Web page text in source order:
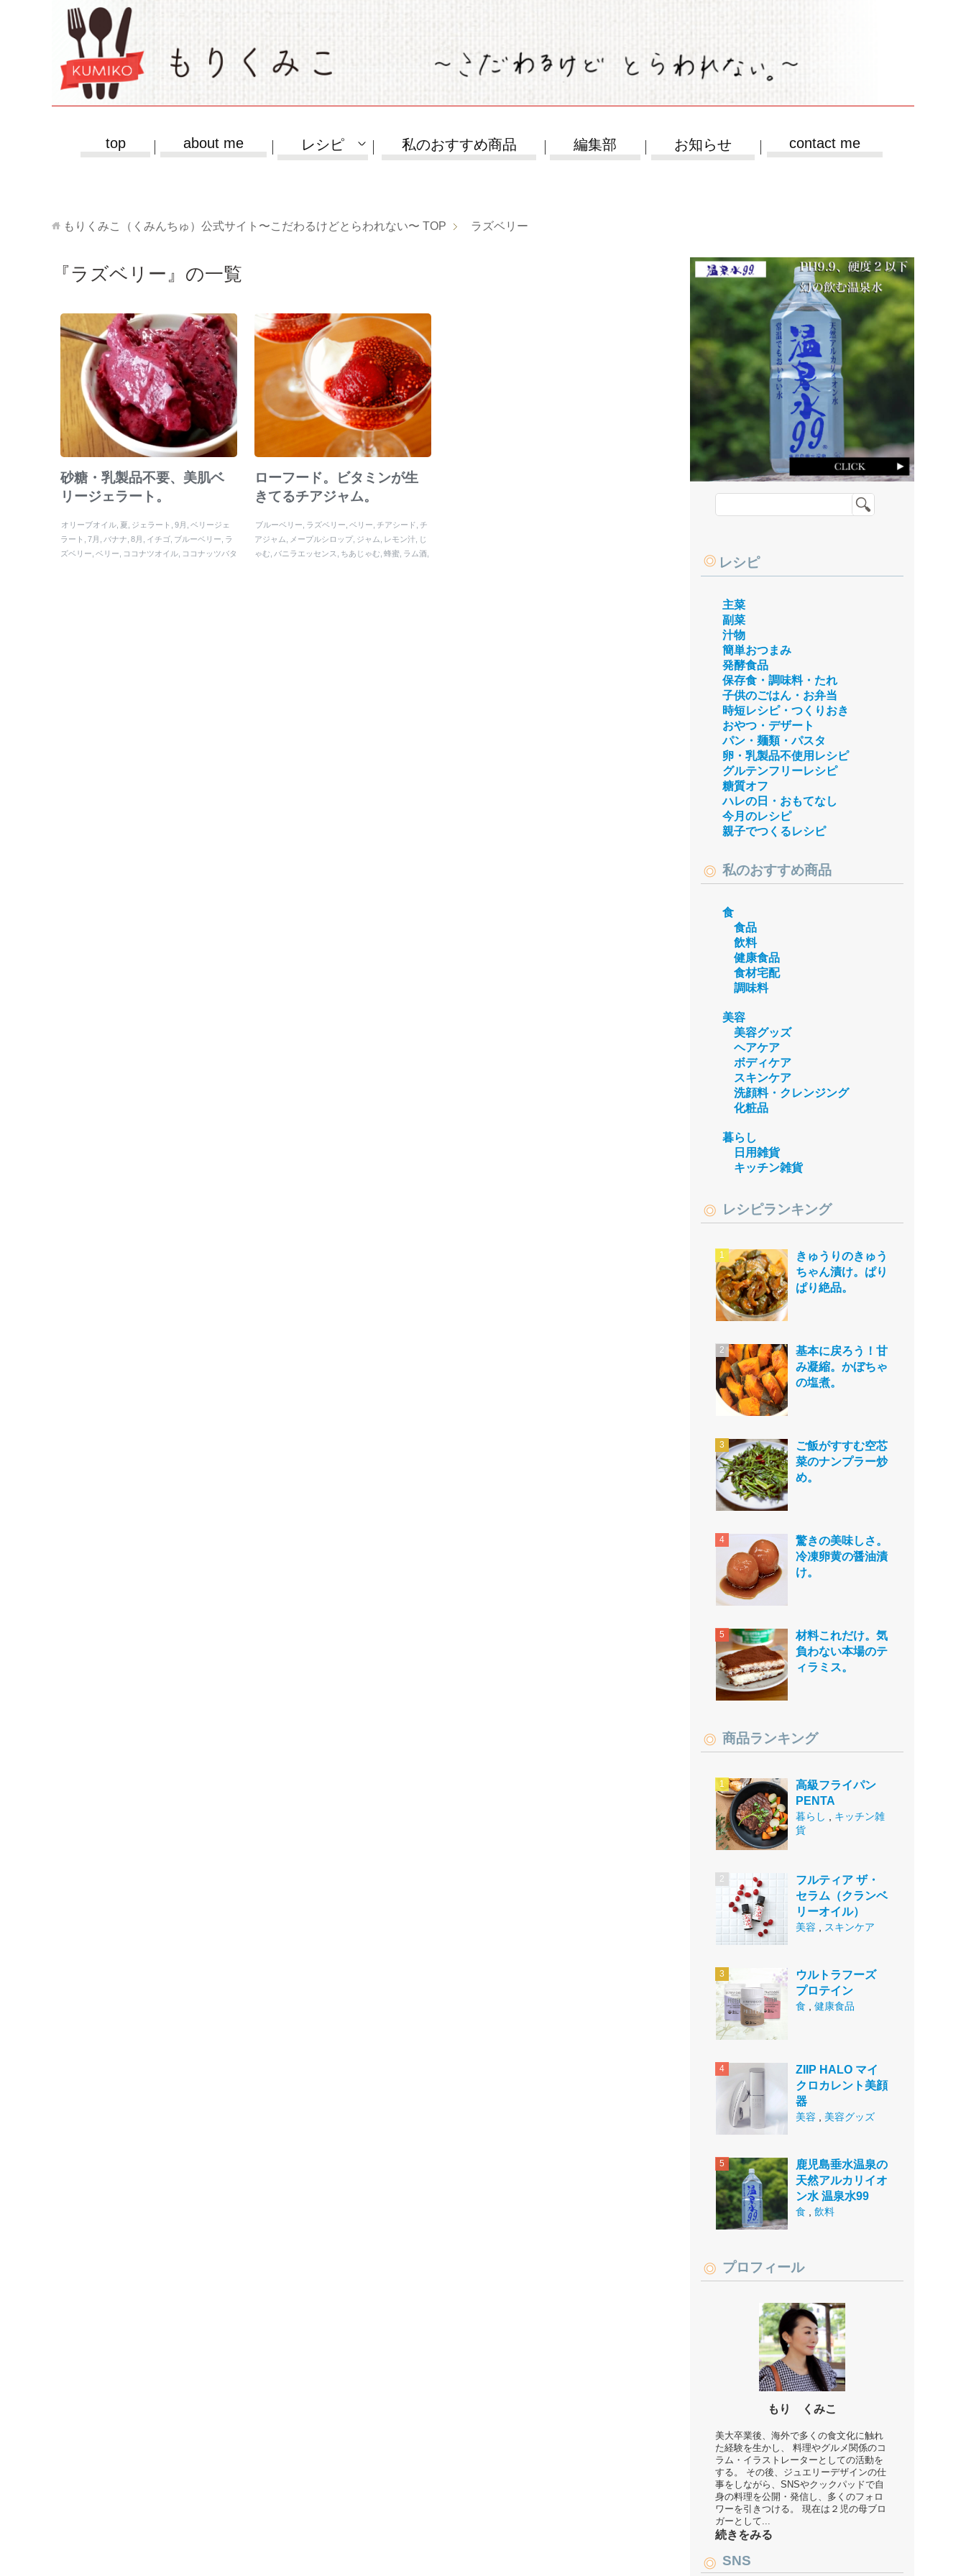
top about me レシピ 私のおすすめ商品 編集部 お知らせ contact me
もりくみこ（くみんちゅ）公式サイト〜こだわるけどとらわれない〜 TOP ラズベリー
『ラズベリー』の一覧
砂糖・乳製品不要、美肌ベ
リージェラート。
オリーブオイル 夏 ジェラート 9月
ベリージェ
ラート
7月 バナナ 8月 イチゴ ブルーベリー ラ
ズベリー ベリー ココナツオイル ココナッツバタ
ローフード。ビタミンが生
きてるチアジャム。
ブルーベリー ラズベリー ベリー チアシード チ
アジャム
メープルシロップ ジャム レモン汁
じ
ゃむ バニラエッセンス ちあじゃむ 蜂蜜 ラム酒
レシピ
主菜
副菜
汁物
簡単おつまみ
発酵食品
保存食・調味料・たれ
子供のごはん・お弁当
時短レシピ・つくりおき
おやつ・デザート
パン・麺類・パスタ
卵・乳製品不使用レシピ
グルテンフリーレシピ
糖質オフ
ハレの日・おもてなし
今月のレシピ
親子でつくるレシピ
私のおすすめ商品
食
食品
飲料
健康食品
食材宅配
調味料
美容
美容グッズ
ヘアケア
ボディケア
スキンケア
洗顔料・クレンジング
化粧品
暮らし
日用雑貨
キッチン雑貨
レシピランキング
きゅうりのきゅう
ちゃん漬け。ぱり
ぱり絶品。
基本に戻ろう！甘
み凝縮。かぼちゃ
の塩煮。
ご飯がすすむ空芯
菜のナンプラー炒
め。
驚きの美味しさ。
冷凍卵黄の醤油漬
け。
材料これだけ。気
負わない本場のテ
ィラミス。
商品ランキング
高級フライパン
PENTA
暮らし
キッチン雑
貨
フルティア ザ・
セラム（クランベ
リーオイル）
美容 スキンケア
ウルトラフーズ
プロテイン
食 健康食品
ZIIP HALO マイ
クロカレント美顔
器
美容 美容グッズ
鹿児島垂水温泉の
天然アルカリイオ
ン水 温泉水99
食 飲料
プロフィール
もり くみこ
美大卒業後、海外で多くの食文化に触れ
た経験を生かし、 料理やグルメ関係のコ
ラム・イラストレーターとしての活動を
する。 その後、ジュエリーデザインの仕
事をしながら、SNSやクックパッドで自
身の料理を公開・発信し、多くのフォロ
ワーを引きつける。 現在は２児の母ブロ
ガーとして...
続きをみる
SNS